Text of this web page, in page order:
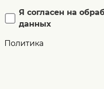
Я согласен на
данных
Политика